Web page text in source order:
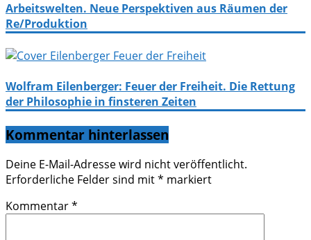
Arbeitswelten. Neue Perspektiven aus Räumen der
Re/Produktion
Wolfram Eilenberger: Feuer der Freiheit. Die Rettung
der Philosophie in finsteren Zeiten
Kommentar hinterlassen
Deine E-Mail-Adresse wird nicht veröffentlicht.
Erforderliche Felder sind mit* markiert
Kommentar*